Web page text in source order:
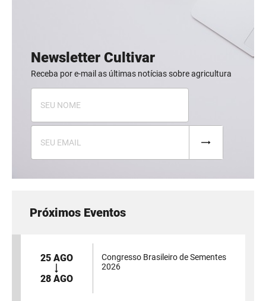
Newsletter Cultivar
Receba por e-mail as últimas notícias sobre agricultura
Próximos Eventos
25 AGO
28 AGO
Congresso Brasileiro de Sementes
2026